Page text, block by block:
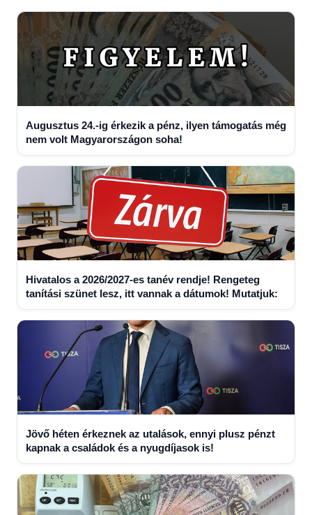
Augusztus 24.-ig érkezik a pénz, ilyen támogatás még
nem volt Magyarországon soha!
Hivatalos a 2026/2027-es tanév rendje! Rengeteg
tanítási szünet lesz, itt vannak a dátumok! Mutatjuk:
Jövő héten érkeznek az utalások, ennyi plusz pénzt
kapnak a családok és a nyugdíjasok is!